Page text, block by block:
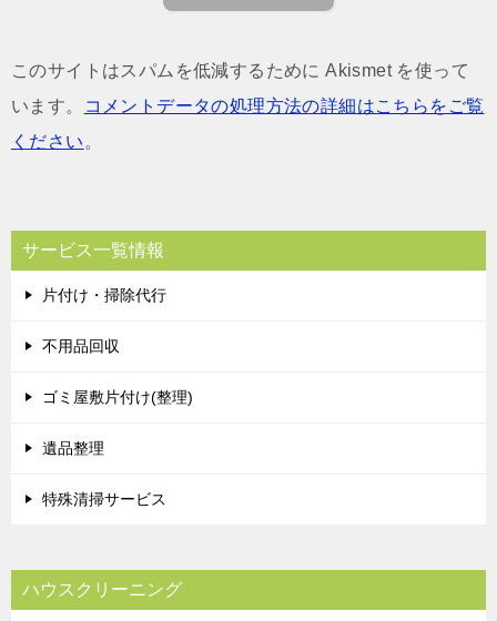
このサイトはスパムを低減するために Akismet を使って
います。
コメントデータの処理方法の詳細はこちらをご覧
ください 。
サービス一覧情報
片付け・掃除代行
不用品回収
ゴミ屋敷片付け(整理)
遺品整理
特殊清掃サービス
ハウスクリーニング